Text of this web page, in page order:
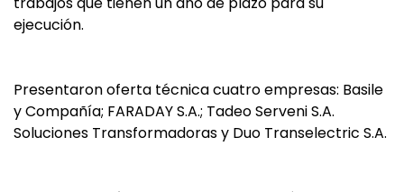
ejecución.
Presentaron oferta técnica cuatro empresas: Basile
y Compañía; FARADAY S.A.; Tadeo Serveni S.A.
Soluciones Transformadoras y Duo Transelectric S.A.